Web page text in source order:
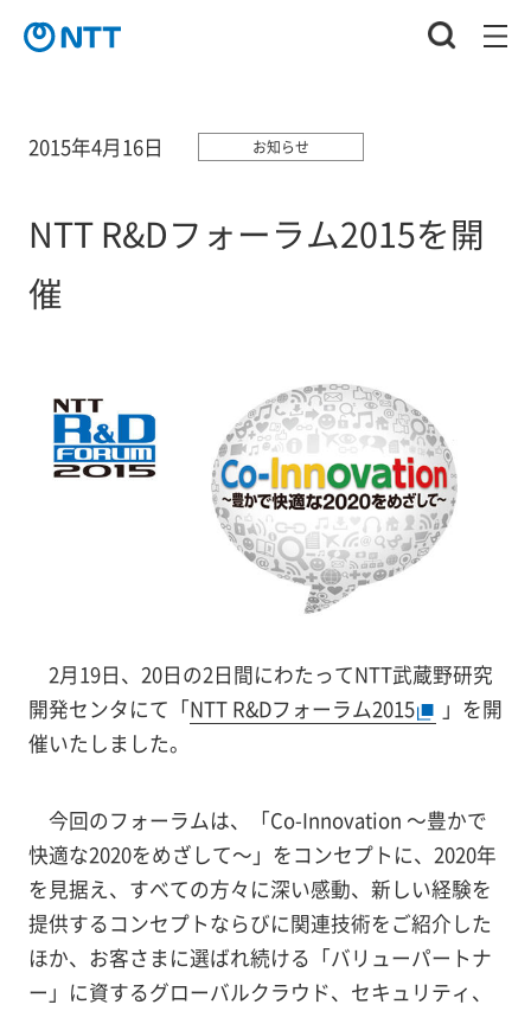
2015年4月16日 お知らせ
NTT R&Dフォーラム2015を開
催
2月19日、20日の2日間にわたってNTT武蔵野研究
開発センタにて「NTT R&Dフォーラム2015
」を開
催いたしました。
今回のフォーラムは、「Co-Innovation ～豊かで
快適な2020をめざして～」をコンセプトに、2020年
を見据え、すべての方々に深い感動、新しい経験を
提供するコンセプトならびに関連技術をご紹介した
ほか、お客さまに選ばれ続ける「バリューパートナ
ー」に資するグローバルクラウド、セキュリティ、